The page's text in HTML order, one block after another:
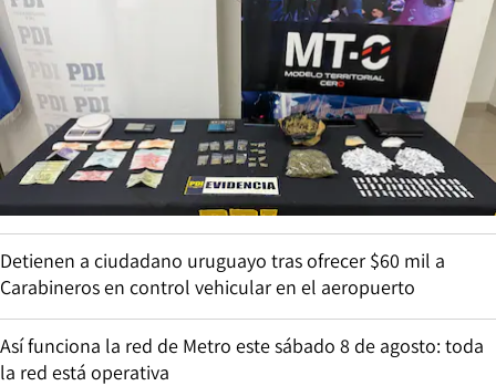
Detienen a ciudadano uruguayo tras ofrecer $60 mil a
Carabineros en control vehicular en el aeropuerto
Así funciona la red de Metro este sábado 8 de agosto: toda
la red está operativa